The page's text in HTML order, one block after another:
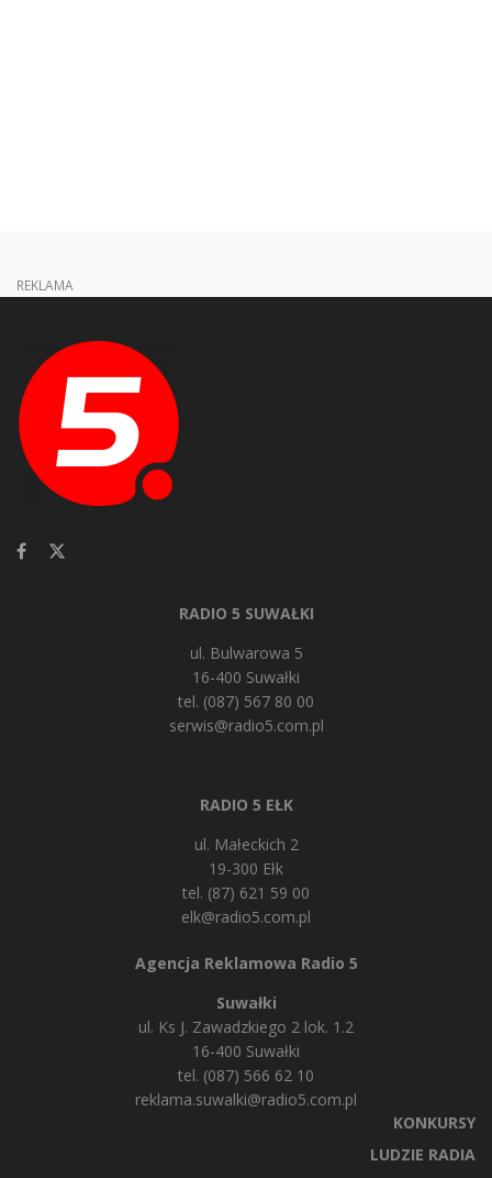
REKLAMA
RADIO 5 SUWAŁKI
ul. Bulwarowa 5
16-400 Suwałki
tel. (087) 567 80 00
serwis@radio5.com.pl
RADIO 5 EŁK
ul. Małeckich 2
19-300 Ełk
tel. (87) 621 59 00
elk@radio5.com.pl
Agencja Reklamowa Radio 5
Suwałki
ul. Ks J. Zawadzkiego 2 lok. 1.2
16-400 Suwałki
tel. (087) 566 62 10
reklama.suwalki@radio5.com.pl
KONKURSY
LUDZIE RADIA